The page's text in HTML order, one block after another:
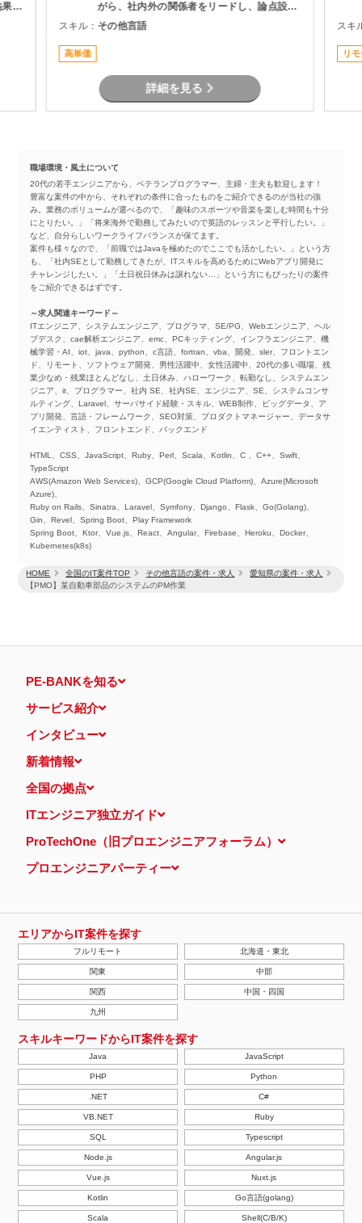
HOME 全国のIT案件TOP その他言語の案件・求人
愛知県の案件・求人
【PMO】某自動車部品のシステムのPM作業
や
がら、社内外の関係者をリードし、論点設
計・課題構造化を通じてタスクや意思決定を
推進いただくPMO／戦略コンサルタントポジ
スキル： その他言語
高単価
詳細を見る
スキ
リ
職場環境・風土について
20代の若手エンジニアから、ベテランプログラマー、主婦・主夫も歓迎します！
豊富な案件の中から、それぞれの条件に合ったものをご紹介できるのが当社の強
み。業務のボリュームが選べるので、「趣味のスポーツや音楽を楽しむ時間も十分
にとりたい。」「将来海外で勤務してみたいので英語のレッスンと平行したい。」
など、自分らしいワークライフバランスが保てます。
案件も様々なので、「前職ではJavaを極めたのでここでも活かしたい。」という方
も、「社内SEとして勤務してきたが、ITスキルを高めるためにWebアプリ開発に
チャレンジしたい。」「土日祝日休みは譲れない…」という方にもぴったりの案件
をご紹介できるはずです。
～求人関連キーワード～
ITエンジニア、システムエンジニア、プログラマ、SE/PG、Webエンジニア、ヘル
プデスク、cae解析エンジニア、emc、PCキッティング、インフラエンジニア、機
械学習・AI、iot、java、python、c言語、fortran、vba、開発、sler、フロントエン
ド、リモート、ソフトウェア開発、男性活躍中、女性活躍中、20代の多い職場、残
業少なめ・残業ほとんどなし、土日休み、ハローワーク、転勤なし、システムエン
ジニア、it、プログラマー、社内 SE、社内SE、エンジニア、SE、システムコンサ
ルティング、Laravel、サーバサイド経験・スキル、WEB制作、ビッグデータ、ア
プリ開発、言語・フレームワーク、SEO対策、プロダクトマネージャー、データサ
イエンティスト、フロントエンド、バックエンド
HTML、CSS、JavaScript、Ruby、Perl、Scala、Kotlin、C 、C++、Swift、
TypeScript
AWS(Amazon Web Services)、GCP(Google Cloud Platform)、Azure(Microsoft
Azure)、
Ruby on Rails、Sinatra、Laravel、Symfony、Django、Flask、Go(Golang)、
Gin、Revel、Spring Boot、Play Framework
Spring Boot、Ktor、Vue.js、React、Angular、Firebase、Heroku、Docker、
Kubernetes(k8s)
PE-BANKを知る
サービス紹介
インタビュー
新着情報
全国の拠点
ITエンジニア独立ガイド
ProTechOne（旧プロエンジニアフォーラム）
プロエンジニアパーティー
エリアからIT案件を探す
フルリモート 北海道・東北
関東 中部
関西 中国・四国
九州
スキルキーワードからIT案件を探す
Java JavaScript
PHP Python
.NET C#
VB.NET Ruby
SQL Typescript
Node.js Angular.js
Vue.js Nuxt.js
Kotlin Go言語(golang)
Scala Shell(C/B/K)